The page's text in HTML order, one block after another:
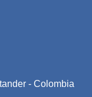
- Colombia